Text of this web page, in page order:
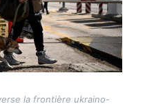
la frontière ukraino-